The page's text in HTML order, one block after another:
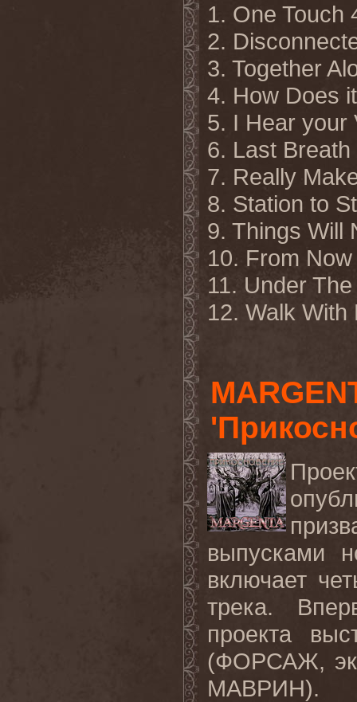
1. One Touch
2.
3. Together
4. How Does
5. I Hear your
6. Last Breath
7. Really
8. Station to
9. Things Will
10. From
11. Under
12. Walk With
выпусками
включает
трека.
проекта
(ФОРСАЖ,
МАВРИН).